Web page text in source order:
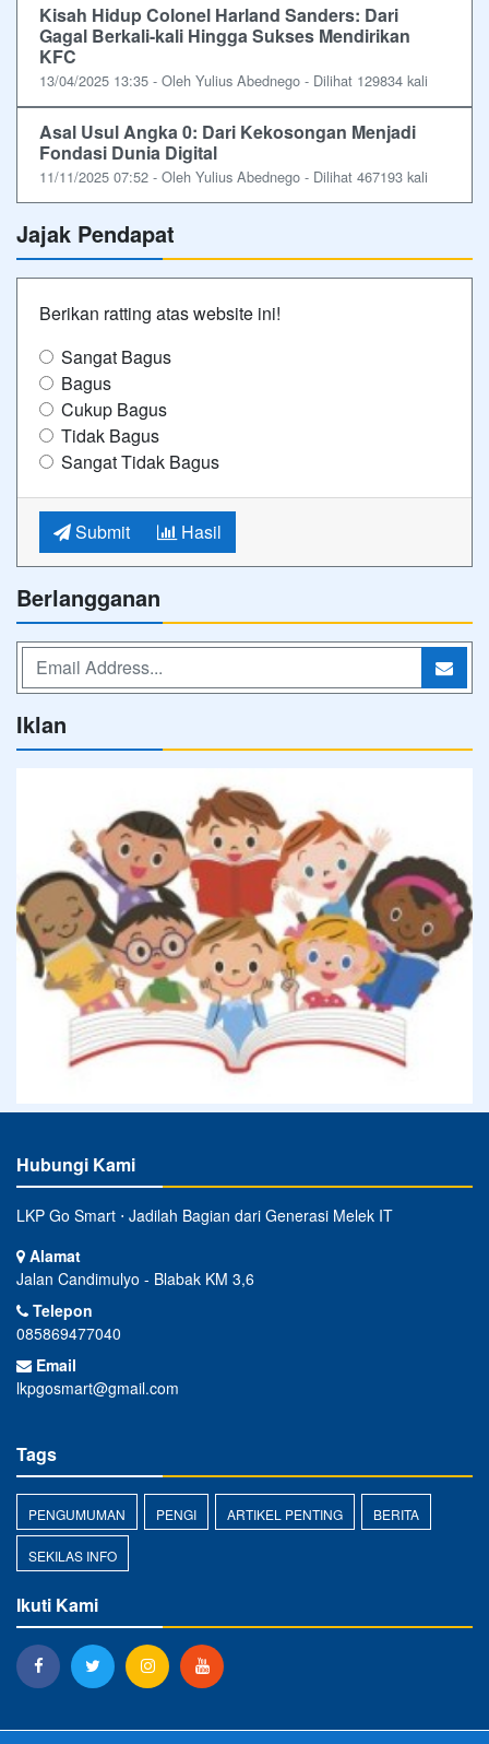
Kisah Hidup Colonel Harland Sanders: Dari
Gagal Berkali-kali Hingga Sukses Mendirikan
KFC
13/04/2025 13:35 - Oleh Yulius Abednego - Dilihat 129834 kali
Asal Usul Angka 0: Dari Kekosongan Menjadi
Fondasi Dunia Digital
11/11/2025 07:52 - Oleh Yulius Abednego - Dilihat 467193 kali
Jajak Pendapat
Berikan ratting atas website ini!
Sangat Bagus
Bagus
Cukup Bagus
Tidak Bagus
Sangat Tidak Bagus
Submit Hasil
Berlangganan
Iklan
Hubungi Kami
LKP Go Smart ⋅ Jadilah Bagian dari Generasi Melek IT
Alamat
Jalan Candimulyo - Blabak KM 3,6
Telepon
085869477040
Email
lkpgosmart@gmail.com
Tags
PENGUMUMAN PENGI ARTIKEL PENTING BERITA
SEKILAS INFO
Ikuti Kami